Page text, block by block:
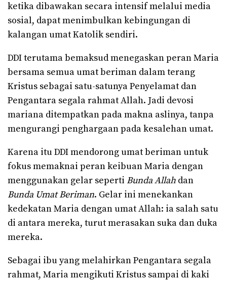
ketika dibawakan secara intensif melalui media
sosial, dapat menimbulkan kebingungan di
kalangan umat Katolik sendiri.
DDI terutama bemaksud menegaskan peran Maria
bersama semua umat beriman dalam terang
Kristus sebagai satu-satunya Penyelamat dan
Pengantara segala rahmat Allah. Jadi devosi
mariana ditempatkan pada makna aslinya, tanpa
mengurangi penghargaan pada kesalehan umat.
Karena itu DDI mendorong umat beriman untuk
fokus memaknai peran keibuan Maria dengan
menggunakan gelar seperti Bunda Allah dan
Bunda Umat Beriman. Gelar ini menekankan
kedekatan Maria dengan umat Allah: ia salah satu
di antara mereka, turut merasakan suka dan duka
mereka.
Sebagai ibu yang melahirkan Pengantara segala
rahmat, Maria mengikuti Kristus sampai di kaki